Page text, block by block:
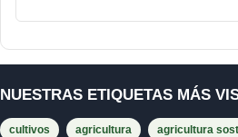
NUESTRAS ETIQUETAS MÁS
cultivos agricultura agricultura